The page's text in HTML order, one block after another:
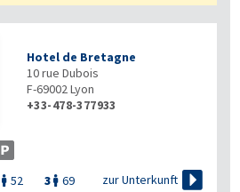
Hotel de Bretagne
10 rue Dubois
F-69002Lyon
+33-478-377933
 52 3  69 zur Unterkunft 